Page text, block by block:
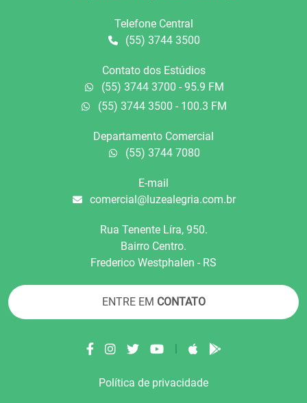
Telefone Central
(55) 3744 3500
Contato dos Estúdios
(55) 3744 3700 - 95.9 FM
(55) 3744 3500 - 100.3 FM
Departamento Comercial
(55) 3744 7080
E-mail
comercial@luzealegria.com.br
Rua Tenente Líra, 950.
Bairro Centro.
Frederico Westphalen - RS
ENTRE EM CONTATO
|
Política de privacidade